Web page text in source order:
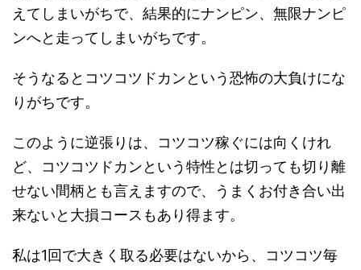
えてしまいがちで、結果的にナンピン、無限ナンピ
ンへと走ってしまいがちです。
そうなるとコツコツドカンという恐怖の大負けにな
りがちです。
このように逆張りは、コツコツ稼ぐには向くけれ
ど、コツコツドカンという特性とは切っても切り離
せない間柄とも言えますので、うまくお付き合い出
来ないと大損コースもあり得ます。
私は1回で大きく取る必要はないから、コツコツ毎